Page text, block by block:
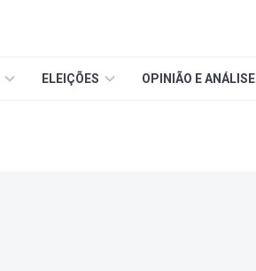
ELEIÇÕES OPINIÃO E ANÁLISE